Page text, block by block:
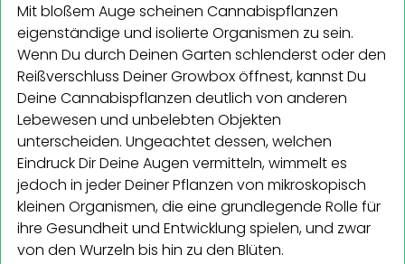
Mit bloßem Auge scheinen Cannabispflanzen
eigenständige und isolierte Organismen zu sein.
Wenn Du durch Deinen Garten schlenderst oder den
Reißverschluss Deiner Growbox öffnest, kannst Du
Deine Cannabispflanzen deutlich von anderen
Lebewesen und unbelebten Objekten
unterscheiden. Ungeachtet dessen, welchen
Eindruck Dir Deine Augen vermitteln, wimmelt es
jedoch in jeder Deiner Pflanzen von mikroskopisch
kleinen Organismen, die eine grundlegende Rolle für
ihre Gesundheit und Entwicklung spielen, und zwar
von den Wurzeln bis hin zu den Blüten.